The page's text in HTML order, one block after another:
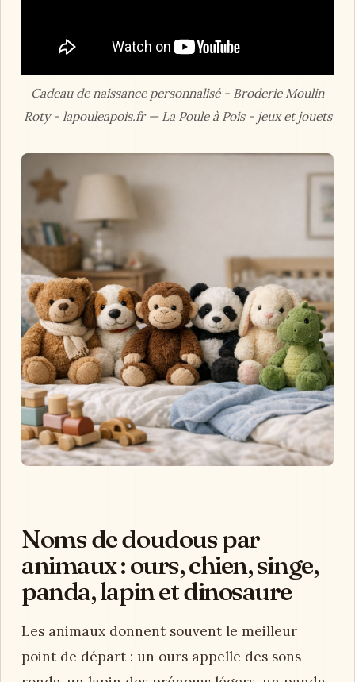
Cadeau de naissance personnalisé - Broderie Moulin
Roty - lapouleapois.fr — La Poule à Pois - jeux et jouets
Noms de doudous par
animaux : ours, chien, singe,
panda, lapin et dinosaure
Les animaux donnent souvent le meilleur
point de départ : un ours appelle des sons